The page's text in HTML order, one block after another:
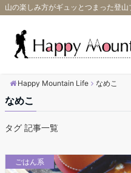
山の楽しみ方がギュッとつまった登
Happy Mountain Life なめこ
なめこ
タグ 記事一覧
ごはん系